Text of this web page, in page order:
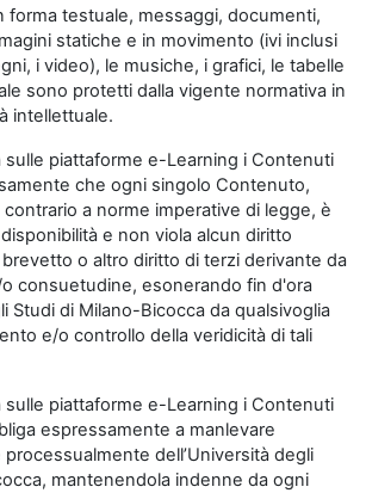
forma testuale, messaggi, documenti,
statiche e in movimento (ivi inclusi
i video), le musiche, i grafici, le tabelle
sono protetti dalla vigente normativa in
intellettuale.
sulle piattaforme e-Learning i Contenuti
che ogni singolo Contenuto,
a norme imperative di legge, è
e non viola alcun diritto
o altro diritto di terzi derivante da
consuetudine, esonerando fin d'ora
Studi di Milano-Bicocca da qualsivoglia
e/o controllo della veridicità di tali
sulle piattaforme e-Learning i Contenuti
espressamente a manlevare
dell’Università degli
mantenendola indenne da ogni